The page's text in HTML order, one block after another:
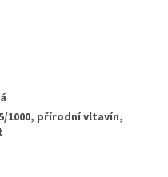
1000, přírodní vltavín,